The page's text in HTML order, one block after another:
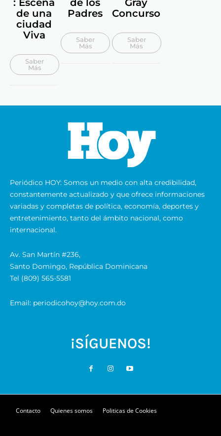
: Escena
de una
ciudad
Viva
Saber
Más
de los
Padres
Saber
Más
Gray
Concurso
Saber
Más
Periódico HOY: Somos un medio con alta credibilidad,
constantemente actualizado y que ofrece informaciones
variadas y completas de política, economía, deportes y
entretenimiento, tanto del ámbito nacional, como
internacional.
Av. San Martín #236,
Santo Domingo, República Dominicana
Tel (809) 565-5581
Email: periodicohoy@hoy.com.do
¡SÍGUENOS!
Contacto Quienes somos Politicas de Cookies